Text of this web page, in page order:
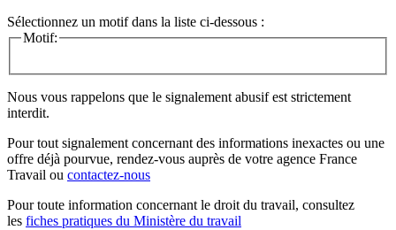
Sélectionnez un motif dans la liste ci-dessous :
Motif:
Nous vous rappelons que le signalement abusif est strictement
interdit.
Pour tout signalement concernant des informations inexactes ou une
offre déjà pourvue, rendez-vous auprès de votre agence France
Travail ou contactez-nous
Pour toute information concernant le droit du travail, consultez
les fiches pratiques du Ministère du travail